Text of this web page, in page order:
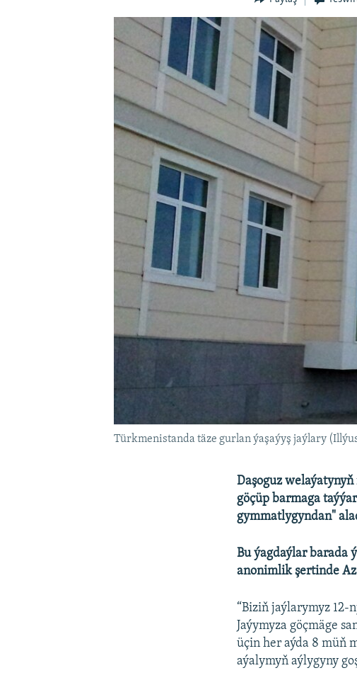
Türkmenistanda täze gurlan ýaşaýyş jaýlary
Daşoguz
göçüp barmaga
gymmatlygyndan"
Bu ýagdaýlar barada
anonimlik şertinde
“Biziň jaýlarymyz
Jaýymyza göçmäge
üçin her aýda 8 müň
aýalymyň aýlygyny